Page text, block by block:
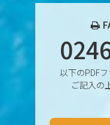
2024年10月
2024年9月
2024年8月以下のPDF
ご記入の